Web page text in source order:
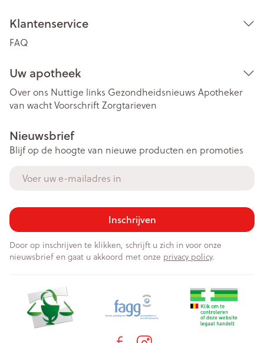
Klantenservice
FAQ
Uw apotheek
Over ons Nuttige links Gezondheidsnieuws Apotheker
van wachtVoorschriftZorgtarieven
Nieuwsbrief
Blijf op de hoogte van nieuwe producten en promoties
Inschrijven
Door op inschrijven te klikken, schrijft u zich in voor onze
nieuwsbrief en gaat u akkoord met onze privacy policy.